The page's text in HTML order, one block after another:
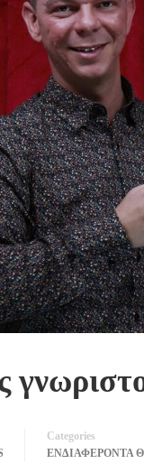
Categories
ΕΝΔΙΑΦΕΡΟΝΤΑ